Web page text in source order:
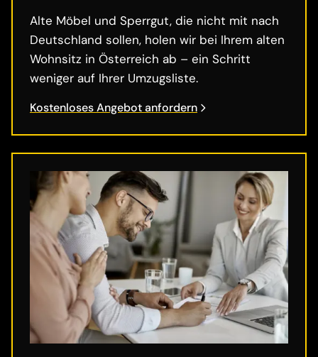
Alte Möbel und Sperrgut, die nicht mit nach
Deutschland sollen, holen wir bei Ihrem alten
Wohnsitz in Österreich ab – ein Schritt
weniger auf Ihrer Umzugsliste.
Kostenloses Angebot anfordern